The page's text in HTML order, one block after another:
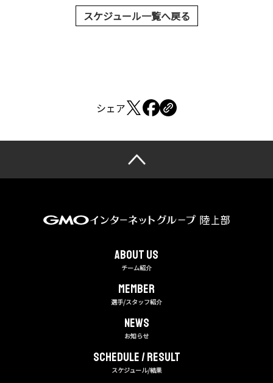
スケジュール一覧へ戻る
シェア
About us
チーム紹介
MEMBER
選手/スタッフ紹介
NEWS
お知らせ
Schedule / Result
スケジュール/結果